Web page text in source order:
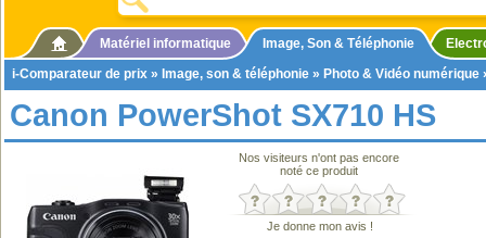
Matériel informatique Image, Son & Téléphonie
i-Comparateur de prix » Image, son & téléphonie » Photo & Vidéo numérique
Canon PowerShot SX710 HS
Nos visiteurs n'ont pas encore
noté ce produit
Je donne mon avis !